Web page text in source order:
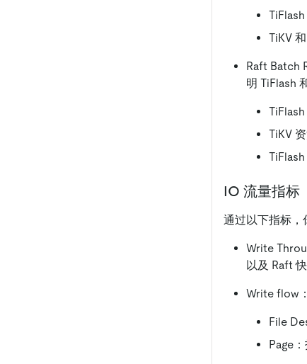
TiKV
Raft Batch
明 TiFlash
TiKV
IO 流量指标
通过以下指标，
Write
以及 Raft
Write flow
File
Page